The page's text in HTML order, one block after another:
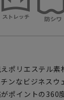
ポリエステル
ンなビジネス
ポイントの360